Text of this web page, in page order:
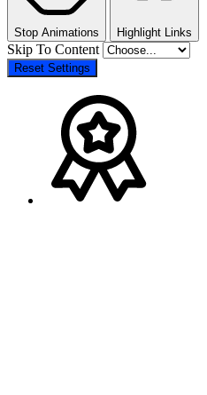
Stop Animations Highlight Links
Skip To Content
Reset Settings